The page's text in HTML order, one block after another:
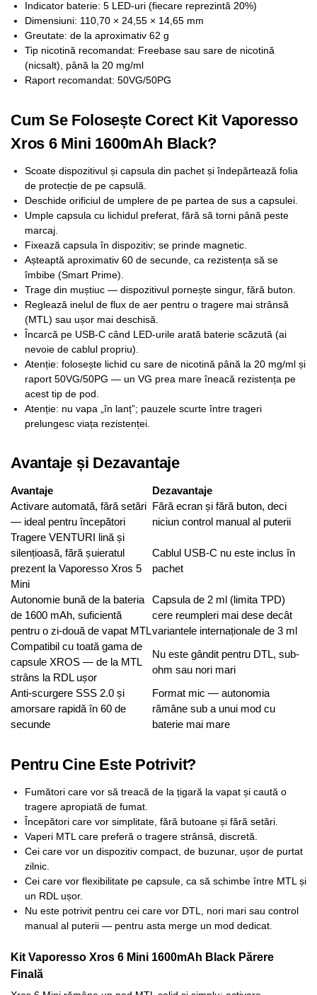
Indicator baterie: 5 LED-uri (fiecare reprezintă 20%)
Dimensiuni: 110,70 × 24,55 × 14,65 mm
Greutate: de la aproximativ 62 g
Tip nicotină recomandat: Freebase sau sare de nicotină
(nicsalt), până la 20 mg/ml
Raport recomandat: 50VG/50PG
Cum Se Folosește Corect Kit Vaporesso
Xros 6 Mini 1600mAh Black?
Scoate dispozitivul și capsula din pachet și îndepărtează folia
de protecție de pe capsulă.
Deschide orificiul de umplere de pe partea de sus a capsulei.
Umple capsula cu lichidul preferat, fără să torni până peste
marcaj.
Fixează capsula în dispozitiv; se prinde magnetic.
Așteaptă aproximativ 60 de secunde, ca rezistența să se
îmbibe (Smart Prime).
Trage din muștiuc — dispozitivul pornește singur, fără buton.
Reglează inelul de flux de aer pentru o tragere mai strânsă
(MTL) sau ușor mai deschisă.
Încarcă pe USB-C când LED-urile arată baterie scăzută (ai
nevoie de cablul propriu).
Atenție: folosește lichid cu sare de nicotină până la 20 mg/ml și
raport 50VG/50PG — un VG prea mare îneacă rezistența pe
acest tip de pod.
Atenție: nu vapa „în lanț”; pauzele scurte între trageri
prelungesc viața rezistenței.
Avantaje și Dezavantaje
Avantaje
Dezavantaje
Activare automată, fără setări
— ideal pentru începători
Fără ecran și fără buton, deci
niciun control manual al puterii
Tragere VENTURI lină și
silențioasă, fără șuieratul
prezent la Vaporesso Xros 5
Mini
Cablul USB-C nu este inclus în
pachet
Autonomie bună de la bateria
de 1600 mAh, suficientă
pentru o zi-două de vapat MTL
Capsula de 2 ml (limita TPD)
cere reumpleri mai dese decât
variantele internaționale de 3 ml
Compatibil cu toată gama de
capsule XROS — de la MTL
strâns la RDL ușor
Nu este gândit pentru DTL, sub-
ohm sau nori mari
Anti-scurgere SSS 2.0 și
amorsare rapidă în 60 de
secunde
Format mic — autonomia
rămâne sub a unui mod cu
baterie mai mare
Pentru Cine Este Potrivit?
Fumători care vor să treacă de la țigară la vapat și caută o
tragere apropiată de fumat.
Începători care vor simplitate, fără butoane și fără setări.
Vaperi MTL care preferă o tragere strânsă, discretă.
Cei care vor un dispozitiv compact, de buzunar, ușor de purtat
zilnic.
Cei care vor flexibilitate pe capsule, ca să schimbe între MTL și
un RDL ușor.
Nu este potrivit pentru cei care vor DTL, nori mari sau control
manual al puterii — pentru asta merge un mod dedicat.
Kit Vaporesso Xros 6 Mini 1600mAh Black Părere
Finală